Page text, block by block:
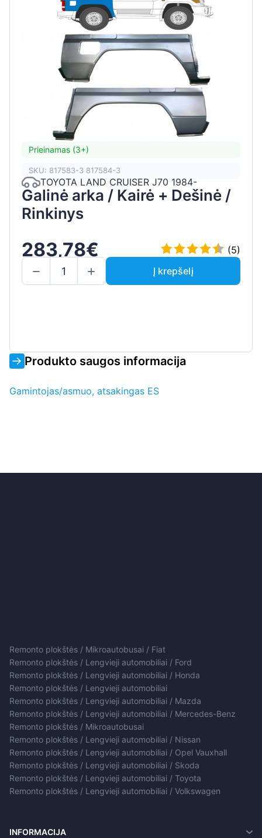
Prieinamas (3+)
SKU: 817583-3 817584-3
TOYOTA LAND CRUISER J70 1984-
Galinė arka / Kairė + Dešinė /
Rinkinys
283,78€
(5)
Į krepšelį
Produkto saugos informacija
Gamintojas/asmuo, atsakingas ES
Remonto plokštės / Mikroautobusai / Fiat
Remonto plokštės / Lengvieji automobiliai / Ford
Remonto plokštės / Lengvieji automobiliai / Honda
Remonto plokštės / Lengvieji automobiliai
Remonto plokštės / Lengvieji automobiliai / Mazda
Remonto plokštės / Lengvieji automobiliai / Mercedes-Benz
Remonto plokštės / Mikroautobusai
Remonto plokštės / Lengvieji automobiliai / Nissan
Remonto plokštės / Lengvieji automobiliai / Opel Vauxhall
Remonto plokštės / Lengvieji automobiliai / Skoda
Remonto plokštės / Lengvieji automobiliai / Toyota
Remonto plokštės / Lengvieji automobiliai / Volkswagen
INFORMACIJA